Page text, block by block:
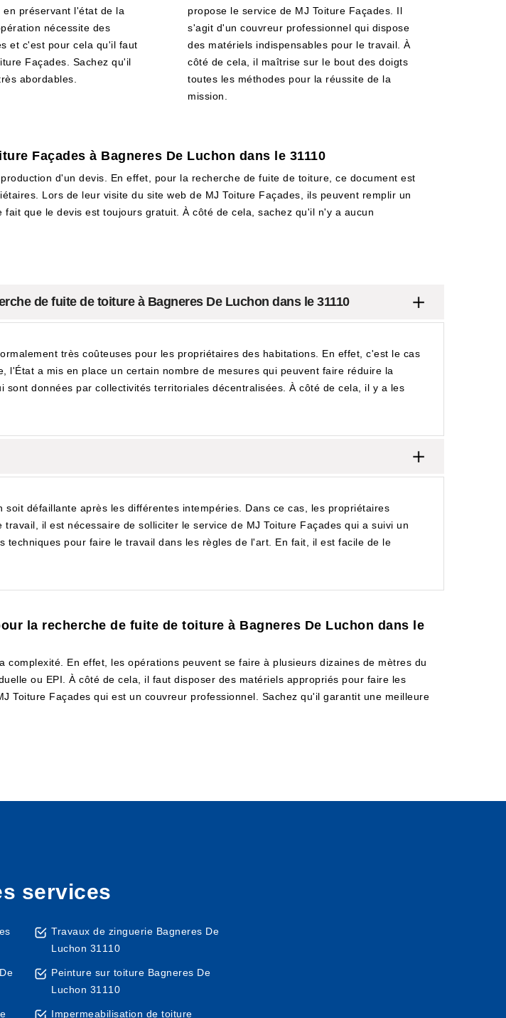
préservant l'état de la
nécessite des
et c'est pour cela qu'il faut
Façades. Sachez qu'il
abordables.
propose le service de MJ Toiture Façades. Il
s'agit d'un couvreur professionnel qui dispose
des matériels indispensables pour le travail. À
côté de cela, il maîtrise sur le bout des doigts
toutes les méthodes pour la réussite de la
mission.
Façades à Bagneres De Luchon dans le 31110
d'un devis. En effet, pour la recherche de fuite de toiture, ce document est
Lors de leur visite du site web de MJ Toiture Façades, ils peuvent remplir un
que le devis est toujours gratuit. À côté de cela, sachez qu'il n'y a aucun
de fuite de toiture à Bagneres De Luchon dans le 31110
très coûteuses pour les propriétaires des habitations. En effet, c'est le cas
a mis en place un certain nombre de mesures qui peuvent faire réduire la
données par collectivités territoriales décentralisées. À côté de cela, il y a les
défaillante après les différentes intempéries. Dans ce cas, les propriétaires
il est nécessaire de solliciter le service de MJ Toiture Façades qui a suivi un
pour faire le travail dans les règles de l'art. En fait, il est facile de le
la recherche de fuite de toiture à Bagneres De Luchon dans le
En effet, les opérations peuvent se faire à plusieurs dizaines de mètres du
ou EPI. À côté de cela, il faut disposer des matériels appropriés pour faire les
Toiture Façades qui est un couvreur professionnel. Sachez qu'il garantit une meilleure
services
Travaux de zinguerie Bagneres De
Luchon 31110
Peinture sur toiture Bagneres De
Luchon 31110
Impermeabilisation de toiture